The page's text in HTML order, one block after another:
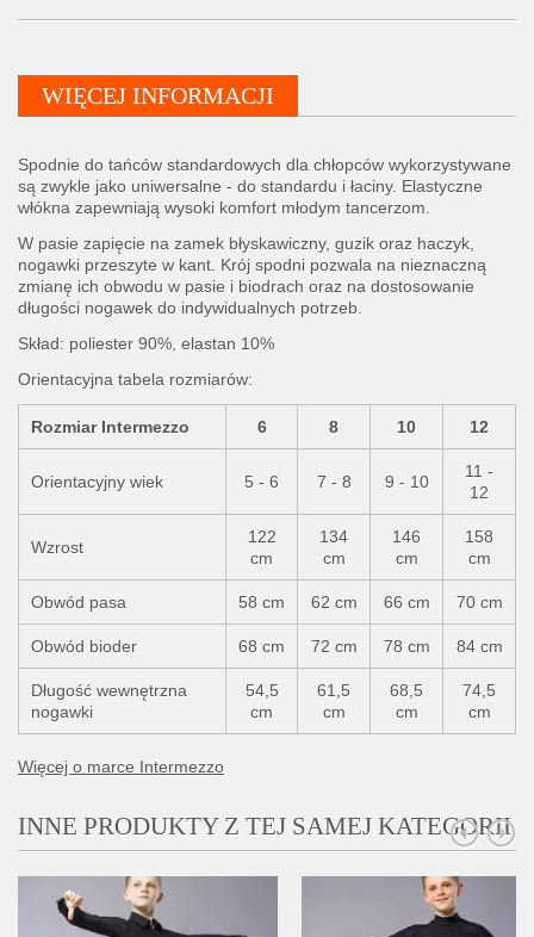
WIĘCEJ INFORMACJI
Spodnie do tańców standardowych dla chłopców wykorzystywane
są zwykle jako uniwersalne - do standardu i łaciny. Elastyczne
włókna zapewniają wysoki komfort młodym tancerzom.
W pasie zapięcie na zamek błyskawiczny, guzik oraz haczyk,
nogawki przeszyte w kant. Krój spodni pozwala na nieznaczną
zmianę ich obwodu w pasie i biodrach oraz na dostosowanie
długości nogawek do indywidualnych potrzeb.
Skład: poliester 90%, elastan 10%
Orientacyjna tabela rozmiarów:
Rozmiar Intermezzo 6 8 10 12
Orientacyjny wiek 5 - 6 7 - 8 9 - 10
11 -
12
Wzrost
122
cm
134
cm
146
cm
158
cm
Obwód pasa 58 cm 62 cm 66 cm 70 cm
Obwód bioder 68 cm 72 cm 78 cm 84 cm
Długość wewnętrzna
nogawki
54,5
cm
61,5
cm
68,5
cm
74,5
cm
Więcej o marce Intermezzo
INNE PRODUKTY Z TEJ SAMEJ KATEGORII